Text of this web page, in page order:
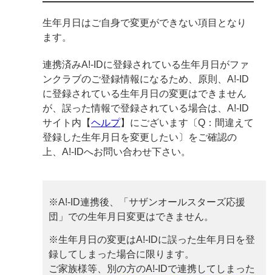
生年月日はご自身で変更ができない項目となり
ます。
連携済みA!-IDに登録されている生年月日がファ
ンクラブのご登録情報になるため、原則、A!-ID
に登録されている生年月日の変更はできません
が、誤った情報で登録されている場合は、A!-ID
サイト内【ヘルプ】にございます〔Q：間違えて
登録した生年月日を変更したい〕をご確認の
上、A!-IDへお問い合わせ下さい。
※A!-ID連携後、「サザンオールスターズ応援
団」での生年月日変更はできません。
※生年月日の変更はA!-IDに誤った生年月日を登
録してしまった場合に限ります。
ご家族様等、別の方のA!-IDで連携してしまった